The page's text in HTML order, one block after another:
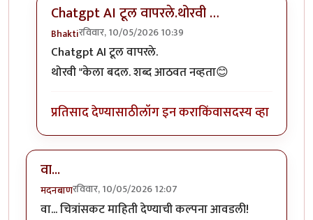
Chatgpt AI टूल वापरले.थोरवी …
Bhaktiरविवार, 10/05/2026 10:39
In reply toसुंदर…byकिल्लेदार
Chatgpt AI टूल वापरले.
थोरवी "केला बदल. शब्द आठवत नव्हता😊
प्रतिसाद देण्यासाठीलॉग इन कराकिंवासदस्य व्हा
वा...
मदनबाणरविवार, 10/05/2026 12:07
वा... चित्रांसकट माहिती देण्याची कल्पना आवडली!